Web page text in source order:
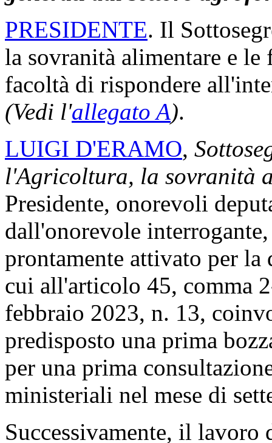
Sappiamo che in questi
materiale per catalogarlo
delle mura e speriamo
giorni, ci possa essere
finanziamento che
fondamentali per quel sito.
(Criticità alla base del
guida in materia di
di gestione del registro
generati dal settore
PRESIDENTE . Il
la sovranità alimentare e
facoltà di rispondere
(Vedi l'allegato A).
LUIGI D'ERAMO,